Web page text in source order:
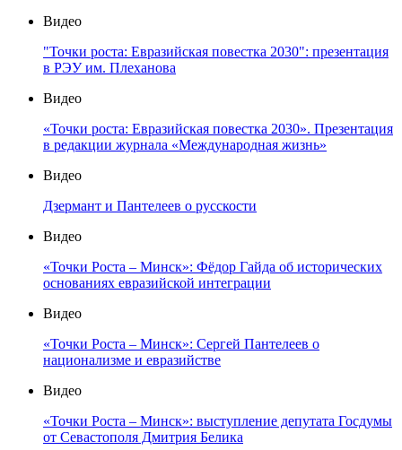
Видео
"Точки роста: Евразийская повестка 2030": презентация
в РЭУ им. Плеханова
Видео
«Точки роста: Евразийская повестка 2030». Презентация
в редакции журнала «Международная жизнь»
Видео
Дзермант и Пантелеев о русскости
Видео
«Точки Роста – Минск»: Фёдор Гайда об исторических
основаниях евразийской интеграции
Видео
«Точки Роста – Минск»: Сергей Пантелеев о
национализме и евразийстве
Видео
«Точки Роста – Минск»: выступление депутата Госдумы
от Севастополя Дмитрия Белика